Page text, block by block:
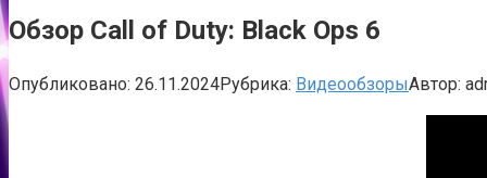
Обзор Call of Duty: Black Ops 6
Опубликовано: 26.11.2024Рубрика: ВидеообзорыАвтор: